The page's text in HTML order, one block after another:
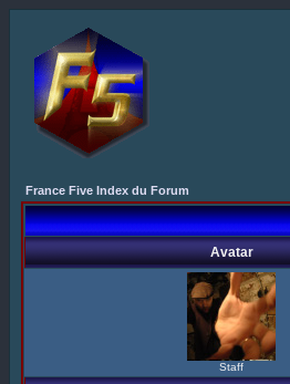
France Five Index du Forum
Avatar
Staff